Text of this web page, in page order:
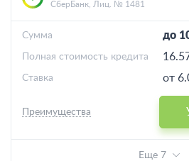
СберБанк, Лиц. № 1481
до
Cумма
Полная стоимость кредита
от
Ставка
Преимущества
Еще 7